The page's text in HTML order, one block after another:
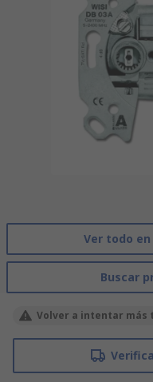
Ver todo
Buscar
Volver a intentar más